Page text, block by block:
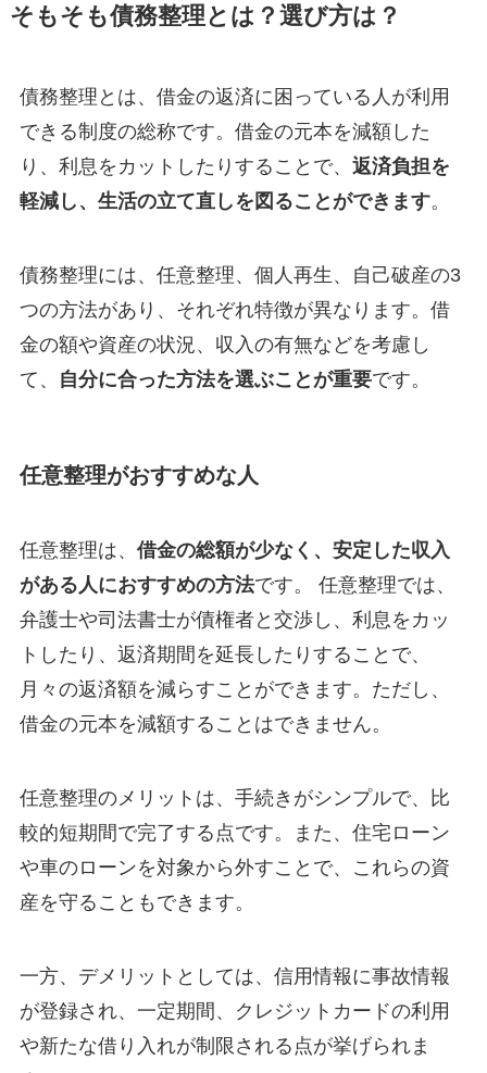
そもそも債務整理とは？選び方は？
債務整理とは、借金の返済に困っている人が利用
できる制度の総称です。借金の元本を減額した
り、利息をカットしたりすることで、 返済負担を
軽減し、生活の立て直しを図ることができます。
債務整理には、任意整理、個人再生、自己破産の3
つの方法があり、それぞれ特徴が異なります。借
金の額や資産の状況、収入の有無などを考慮し
て、
自分に合った方法を選ぶことが重要です。
任意整理がおすすめな人
任意整理は、 借金の総額が少なく、安定した収入
がある人におすすめの方法です。 任意整理では、
弁護士や司法書士が債権者と交渉し、利息をカッ
トしたり、返済期間を延長したりすることで、
月々の返済額を減らすことができます。ただし、
借金の元本を減額することはできません。
任意整理のメリットは、手続きがシンプルで、比
較的短期間で完了する点です。また、住宅ローン
や車のローンを対象から外すことで、これらの資
産を守ることもできます。
一方、デメリットとしては、信用情報に事故情報
が登録され、一定期間、クレジットカードの利用
や新たな借り入れが制限される点が挙げられま